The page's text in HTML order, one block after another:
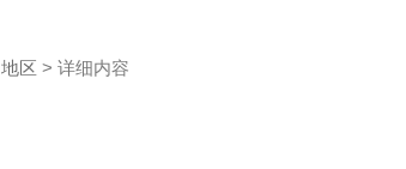
地区 > 详细内容